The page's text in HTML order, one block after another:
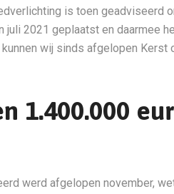
is toen geadviseerd
juli 2021 geplaatst en daarmee
wij sinds afgelopen Kerst
1.400.000
werd afgelopen november,